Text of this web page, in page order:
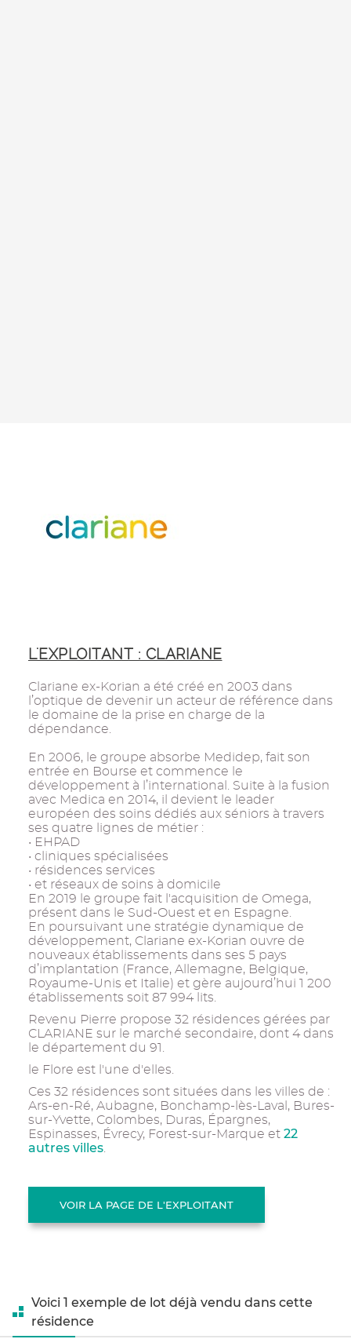
L'EXPLOITANT : CLARIANE
Clariane ex-Korian a été créé en 2003 dans
l’optique de devenir un acteur de référence dans
le domaine de la prise en charge de la
dépendance.
En 2006, le groupe absorbe Medidep, fait son
entrée en Bourse et commence le
développement à l’international. Suite à la fusion
avec Medica en 2014, il devient le leader
européen des soins dédiés aux séniors à travers
ses quatre lignes de métier :
• EHPAD
• cliniques spécialisées
• résidences services
• et réseaux de soins à domicile
En 2019 le groupe fait l'acquisition de Omega,
présent dans le Sud-Ouest et en Espagne.
En poursuivant une stratégie dynamique de
développement, Clariane ex-Korian ouvre de
nouveaux établissements dans ses 5 pays
d’implantation (France, Allemagne, Belgique,
Royaume-Unis et Italie) et gère aujourd’hui 1 200
établissements soit 87 994 lits.
Revenu Pierre propose 32 résidences gérées par
CLARIANE sur le marché secondaire, dont 4 dans
le département du 91.
le Flore est l'une d'elles.
Ces 32 résidences sont situées dans les villes de :
Ars-en-Ré, Aubagne, Bonchamp-lès-Laval, Bures-
sur-Yvette, Colombes, Duras, Épargnes,
Espinasses, Évrecy, Forest-sur-Marque et 22
autres villes
VOIR LA PAGE DE L'EXPLOITANT
Voici 1 exemple de lot déjà vendu dans cette
résidence